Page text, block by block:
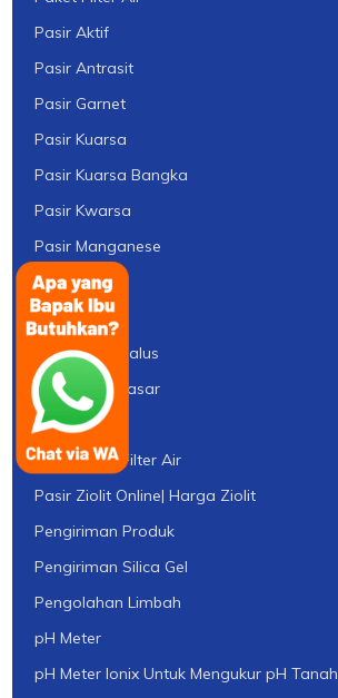
Pasir Aktif
Pasir Antrasit
Pasir Garnet
Pasir Kuarsa
Pasir Kuarsa Bangka
Pasir Kwarsa
Pasir Manganese
Pasir Silica
Pasir Silika
Pasir Silika Halus
Pasir Silika Kasar
Pasir Zeolit
Pasir Zeolit Filter Air
Pasir Ziolit Online| Harga Ziolit
Pengiriman Produk
Pengiriman Silica Gel
Pengolahan Limbah
pH Meter
pH Meter Ionix Untuk Mengukur pH Tanah